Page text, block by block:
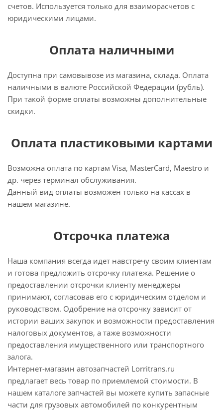
счетов. Используется только для взаиморасчетов с
юридическими лицами.
Оплата наличными
Доступна при самовывозе из магазина, склада. Оплата
наличными в валюте Российской Федерации (рубль).
При такой форме оплаты возможны дополнительные
скидки.
Оплата пластиковыми картами
Возможна оплата по картам Visa, MasterCard, Maestro и
др. через терминал обслуживания.
Данный вид оплаты возможен только на кассах в
нашем магазине.
Отсрочка платежа
Наша компания всегда идет навстречу своим клиентам
и готова предложить отсрочку платежа. Решение о
предоставлении отсрочки клиенту менеджеры
принимают, согласовав его с юридическим отделом и
руководством. Одобрение на отсрочку зависит от
истории ваших закупок и возможности предоставления
налоговых документов, а таже возможности
предоставления имущественного или транспортного
залога.
Интернет-магазин автозапчастей Lorritrans.ru
предлагает весь товар по приемлемой стоимости. В
нашем каталоге запчастей вы можете купить запасные
части для грузовых автомобилей по конкурентным